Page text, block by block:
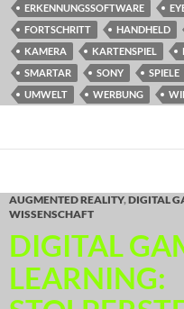
ERKENNUNGSSOFTWARE
FORTSCHRITT
HANDHELD
KAMERA
KARTENSPIEL
SMARTAR
SONY SPIELE
UMWELT
WERBUNG
AUGMENTED REALITY,DIGITAL
WISSENSCHAFT
DIGITAL
LEARNING: